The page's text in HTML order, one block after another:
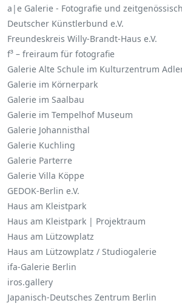
a|e Galerie - Fotografie und
Deutscher Künstlerbund e.V.
Freundeskreis Willy-Brandt-Haus e.V.
f³ – freiraum für fotografie
Galerie Alte Schule im Kulturzentrum
Galerie im Körnerpark
Galerie im Saalbau
Galerie im Tempelhof Museum
Galerie Johannisthal
Galerie Kuchling
Galerie Parterre
Galerie Villa Köppe
GEDOK-Berlin e.V.
Haus am Kleistpark
Haus am Kleistpark | Projektraum
Haus am Lützowplatz
Haus am Lützowplatz / Studiogalerie
ifa-Galerie Berlin
iros.gallery
Japanisch-Deutsches Zentrum Berlin